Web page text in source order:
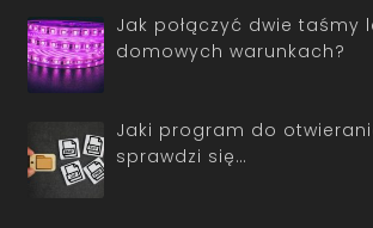
Jak połączyć dwie taśmy
domowych warunkach?
Jaki program do
sprawdzi się…